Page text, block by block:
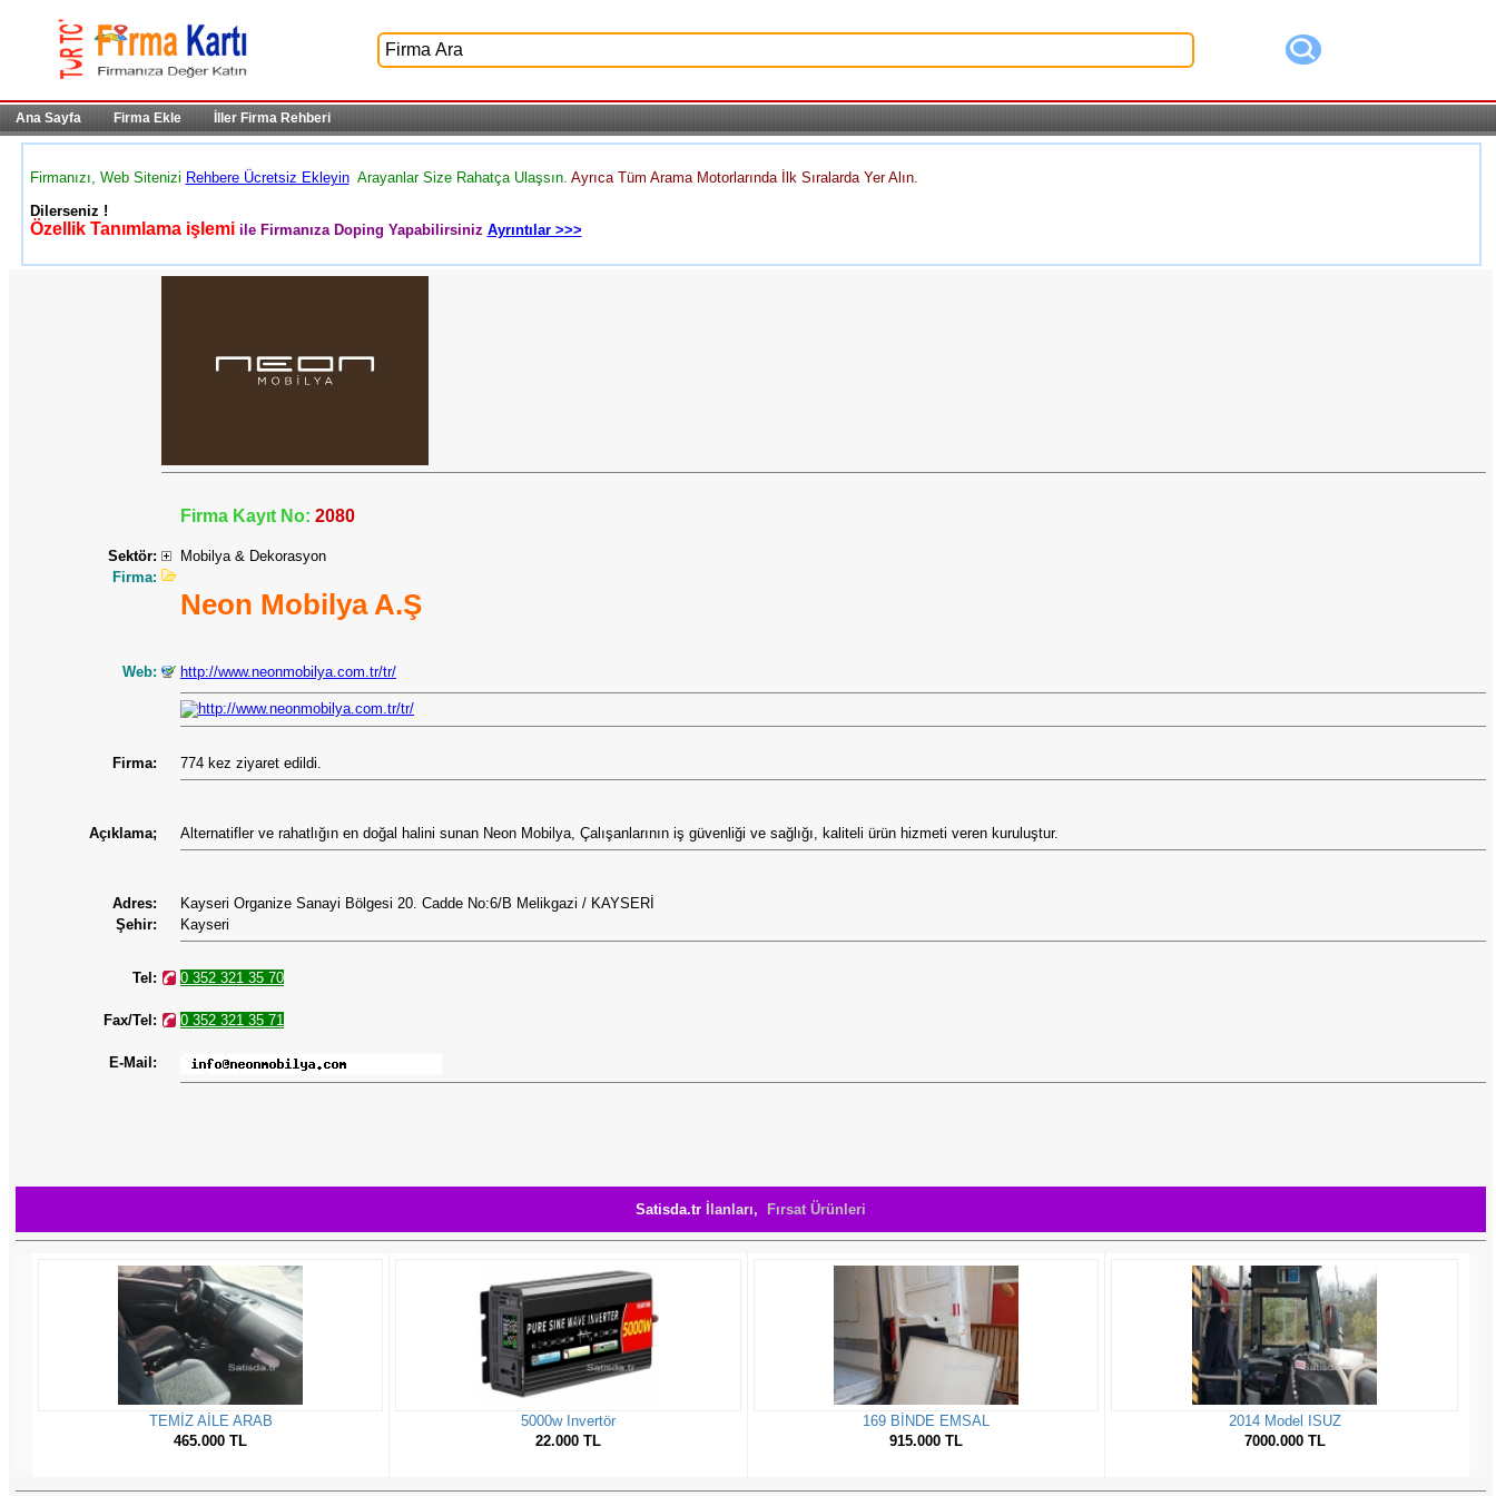
Ana Sayfa Firma Ekle İller Firma Rehberi
Firmanızı, Web Sitenizi Rehbere Ücretsiz Ekleyin Arayanlar Size Rahatça Ulaşsın. Ayrıca Tüm Arama Motorlarında İlk Sıralarda Yer Alın.
Dilerseniz !
Özellik Tanımlama işlemi ile Firmanıza Doping Yapabilirsiniz Ayrıntılar >>>
Firma Kayıt No: 2080
Sektör:
Mobilya & Dekorasyon
Firma:
Neon Mobilya A.Ş
Web: http://www.neonmobilya.com.tr/tr/
Firma: 774 kez ziyaret edildi.
Açıklama; Alternatifler ve rahatlığın en doğal halini sunan Neon Mobilya, Çalışanlarının iş güvenliği ve sağlığı, kaliteli ürün hizmeti veren kuruluştur.
Adres:
Kayseri Organize Sanayi Bölgesi 20. Cadde No:6/B Melikgazi / KAYSERİ
Şehir:
Kayseri
Tel: 0 352 321 35 70
Fax/Tel: 0 352 321 35 71
E-Mail:
Satisda.tr İlanları, Fırsat Ürünleri